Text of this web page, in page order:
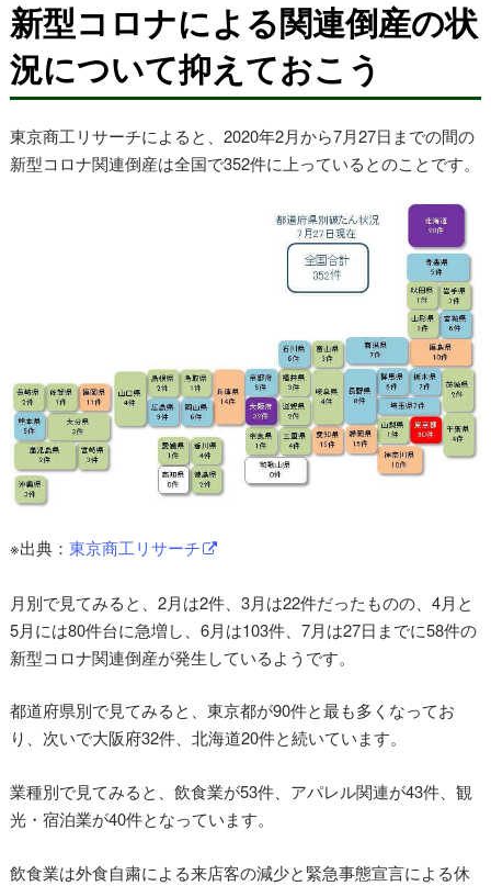
新型コロナで倒産したレナウンのチャート値動きがわかる
東京オリンピック中止の場合の倒産リスクの高い銘柄、セク
ターがわかる
新型コロナによる関連倒産の状
況について抑えておこう
東京商工リサーチによると、2020年2月から7月27日までの間の
新型コロナ関連倒産は全国で352件に上っているとのことです。
※出典： 東京商工リサーチ
月別で見てみると、2月は2件、3月は22件だったものの、4月と
5月には80件台に急増し、6月は103件、7月は27日までに58件の
新型コロナ関連倒産が発生しているようです。
都道府県別で見てみると、東京都が90件と最も多くなってお
り、次いで大阪府32件、北海道20件と続いています。
業種別で見てみると、飲食業が53件、アパレル関連が43件、観
光・宿泊業が40件となっています。
飲食業は外食自粛による来店客の減少と緊急事態宣言による休